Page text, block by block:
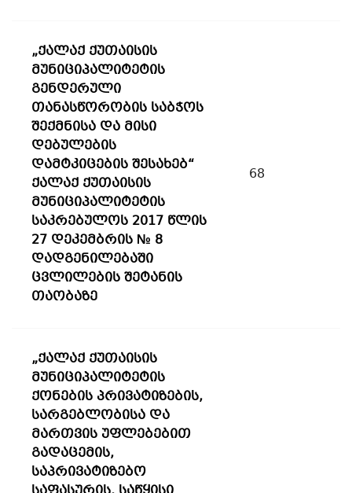
„ქალაქ ქუთაისის
მუნიციპალიტეტის
გენდერული
თანასწორობის საბჭოს
შექმნისა და მისი
დებულების
დამტკიცების შესახებ“
ქალაქ ქუთაისის
მუნიციპალიტეტის
საკრებულოს 2017 წლის
27 დეკემბრის № 8
დადგენილებაში
ცვლილების შეტანის
თაობაზე
68
„ქალაქ ქუთაისის
მუნიციპალიტეტის
ქონების პრივატიზების,
სარგებლობისა და
მართვის უფლებებით
გადაცემის,
საპრივატიზებო